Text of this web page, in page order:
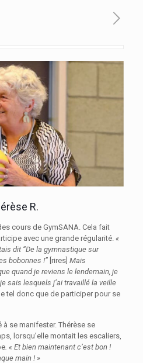
R.
cours de GymSANA. Cela fait
avec une grande régularité. «
dit “De la gymnastique sur
bobonnes !” [rires] Mais
quand je reviens le lendemain, je
sais lesquels j’ai travaillé la veille
tel donc que de participer pour se
à se manifester. Thérèse se
lorsqu’elle montait les escaliers,
. « Et bien maintenant c’est bon !
main ! »